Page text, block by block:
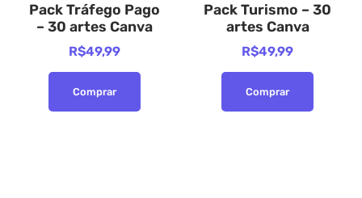
Pack Tráfego Pago
– 30 artes Canva
R$49,99
Comprar
Pack Turismo – 30
artes Canva
R$49,99
Comprar